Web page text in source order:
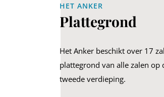
HET ANKER
Plattegrond
Het Anker beschikt over 17
plattegrond van alle zalen op
tweede verdieping.